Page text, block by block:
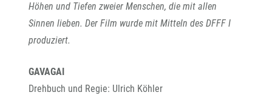
Höhen und Tiefen zweier Menschen, die mit allen
Sinnen lieben. Der Film wurde mit Mitteln des DFFF I
produziert.
GAVAGAI
Drehbuch und Regie: Ulrich Köhler